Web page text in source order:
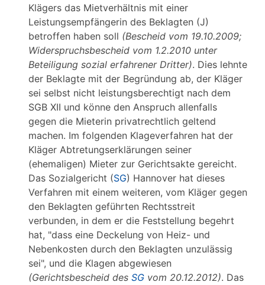
Klägers das Mietverhältnis mit einer
Leistungsempfängerin des Beklagten (J)
betroffen haben soll (Bescheid vom 19.10.2009;
Widerspruchsbescheid vom 1.2.2010 unter
Beteiligung sozial erfahrener Dritter). Dies lehnte
der Beklagte mit der Begründung ab, der Kläger
sei selbst nicht leistungsberechtigt nach dem
SGB XII und könne den Anspruch allenfalls
gegen die Mieterin privatrechtlich geltend
machen. Im folgenden Klageverfahren hat der
Kläger Abtretungserklärungen seiner
(ehemaligen) Mieter zur Gerichtsakte gereicht.
Das Sozialgericht (SG) Hannover hat dieses
Verfahren mit einem weiteren, vom Kläger gegen
den Beklagten geführten Rechtsstreit
verbunden, in dem er die Feststellung begehrt
hat, "dass eine Deckelung von Heiz- und
Nebenkosten durch den Beklagten unzulässig
sei", und die Klagen abgewiesen
(Gerichtsbescheid des SG vom 20.12.2012). Das